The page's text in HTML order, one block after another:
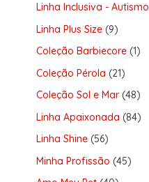
Linha Inclusiva - Autismo
Linha Plus Size 9
Coleção Barbiecore 1
Coleção Pérola 21
Coleção Sol e Mar 48
Linha Apaixonada 84
Linha Shine 56
Minha Profissão 45